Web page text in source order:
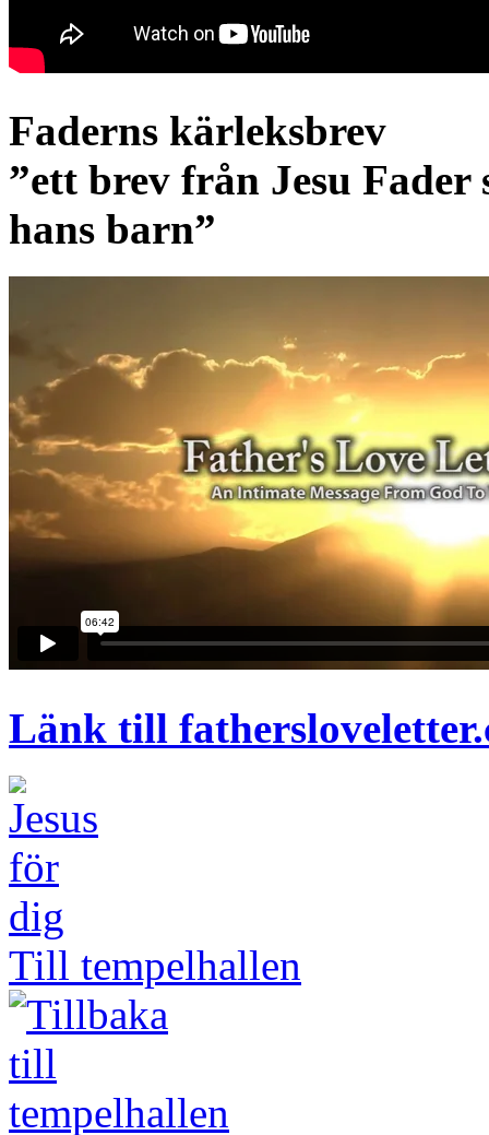
Faderns kärleksbrev
”ett brev från Jesu
hans barn”
Länk till
Till tempelhallen